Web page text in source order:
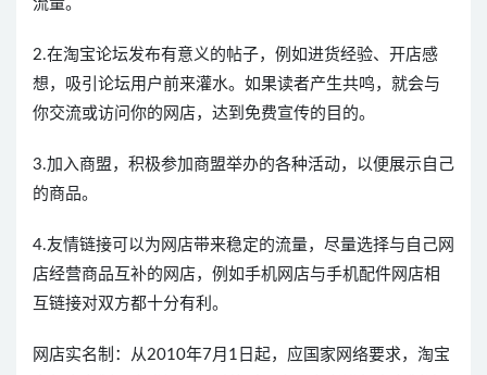
流量。
2.在淘宝论坛发布有意义的帖子，例如进货经验、开店感
想，吸引论坛用户前来灌水。如果读者产生共鸣，就会与
你交流或访问你的网店，达到免费宣传的目的。
3.加入商盟，积极参加商盟举办的各种活动，以便展示自己
的商品。
4.友情链接可以为网店带来稳定的流量，尽量选择与自己网
店经营商品互补的网店，例如手机网店与手机配件网店相
互链接对双方都十分有利。
网店实名制：从2010年7月1日起，应国家网络要求，淘宝